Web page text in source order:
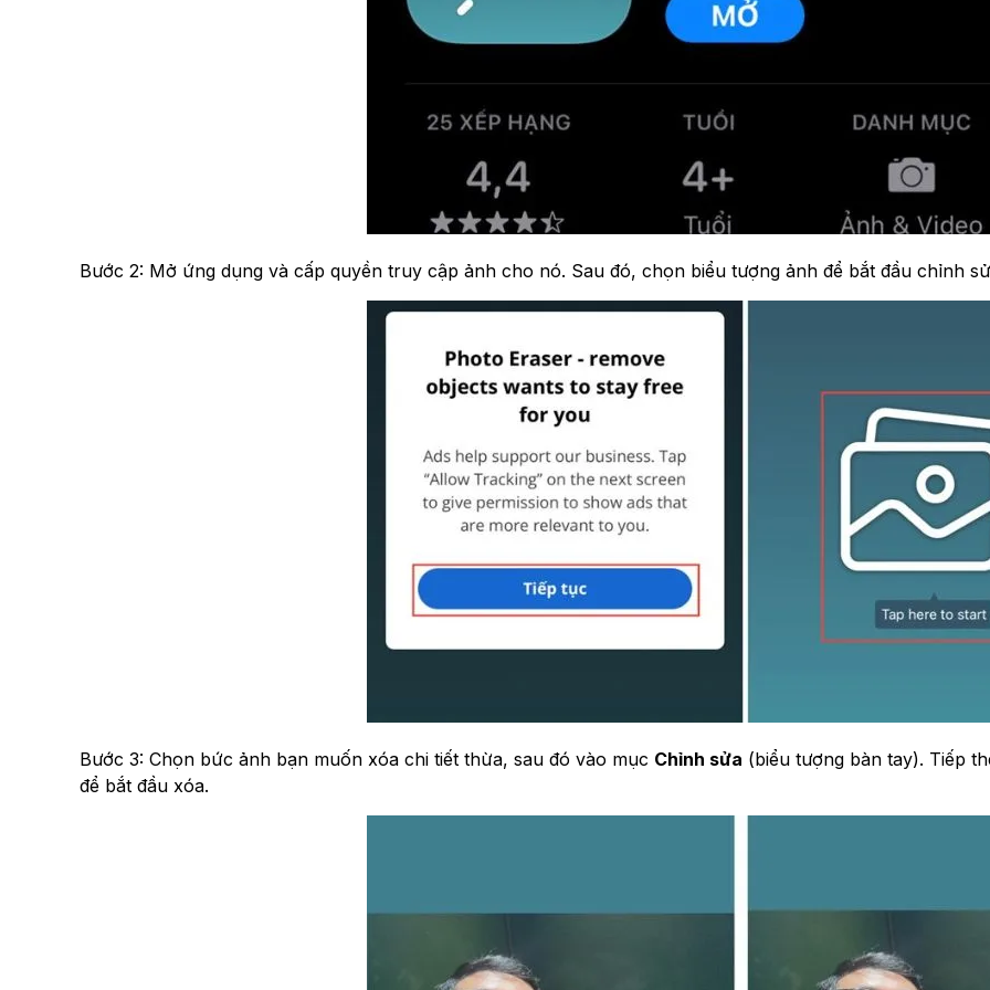
Bước 2: Mở ứng dụng và cấp quyền truy cập ảnh cho nó. Sau đó, chọn biểu tượng ảnh để bắt đầu chỉnh
Bước 3: Chọn bức ảnh bạn muốn xóa chi tiết thừa, sau đó vào mục Chỉnh sửa (biểu tượng bàn tay). Tiếp
để bắt đầu xóa.